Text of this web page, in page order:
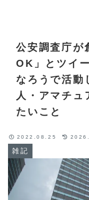
公安調査庁が
OK」とツイ
なろうで活動
人・アマチュ
たいこと
雑記
2022.08.25